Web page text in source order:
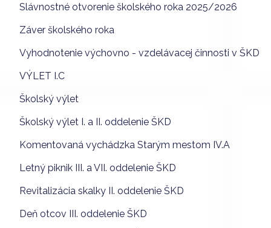
Slávnostné otvorenie školského roka 2025/2026
Záver školského roka
Vyhodnotenie výchovno - vzdelávacej činnosti v ŠKD
VÝLET I.C
Školský výlet
Školský výlet I. a II. oddelenie ŠKD
Komentovaná vychádzka Starým mestom IV.A
Letný piknik III. a VII. oddelenie ŠKD
Revitalizácia skalky II. oddelenie ŠKD
Deň otcov III. oddelenie ŠKD